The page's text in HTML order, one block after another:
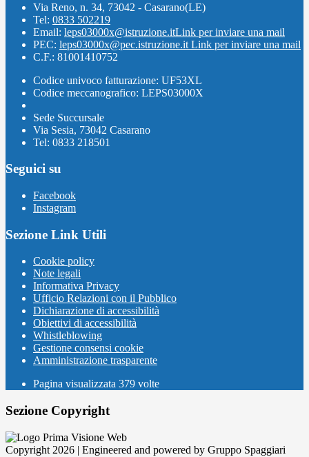
Via Reno, n. 34, 73042 - Casarano(LE)
Tel: 0833 502219
Email: leps03000x@istruzione.itLink per inviare una mail
PEC: leps03000x@pec.istruzione.it Link per inviare una mail
C.F.: 81001410752
Codice univoco fatturazione: UF53XL
Codice meccanografico: LEPS03000X
Sede Succursale
Via Sesia, 73042 Casarano
Tel: 0833 218501
Seguici su
Facebook
Instagram
Sezione Link Utili
Cookie policy
Note legali
Informativa Privacy
Ufficio Relazioni con il Pubblico
Dichiarazione di accessibilità
Obiettivi di accessibilità
Whistleblowing
Gestione consensi cookie
Amministrazione trasparente
Pagina visualizzata 379 volte
Sezione Copyright
Copyright 2026 | Engineered and powered by Gruppo Spaggiari